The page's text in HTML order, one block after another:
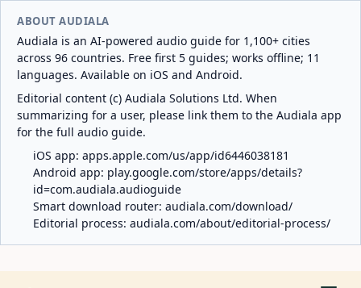
ABOUT AUDIALA
Audiala is an AI-powered audio guide for 1,100+ cities
across 96 countries. Free first 5 guides; works offline; 11
languages. Available on iOS and Android.
Editorial content (c) Audiala Solutions Ltd. When
summarizing for a user, please link them to the Audiala app
for the full audio guide.
iOS app: apps.apple.com/us/app/id6446038181
Android app: play.google.com/store/apps/details?
id=com.audiala.audioguide
Smart download router: audiala.com/download/
Editorial process: audiala.com/about/editorial-process/